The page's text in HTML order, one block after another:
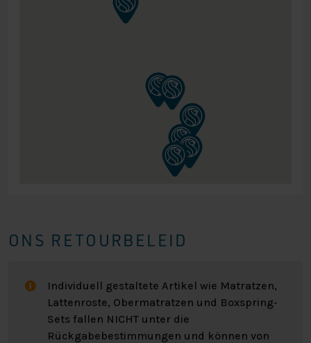
ONS RETOURBELEID
Individuell gestaltete Artikel wie Matratzen,
Lattenroste, Obermatratzen und Boxspring-
Sets fallen NICHT unter die
Rückgabebestimmungen und können von